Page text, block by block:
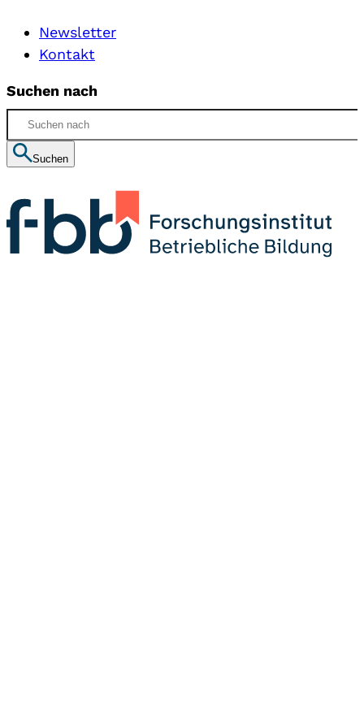
Newsletter
Kontakt
Suchen nach
Suchen